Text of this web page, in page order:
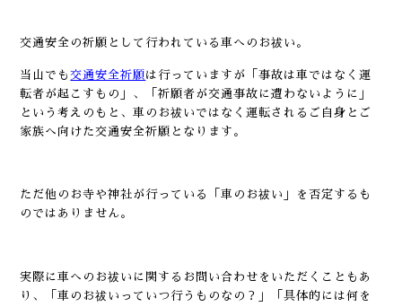
交通安全の祈願として行われている車へのお祓い。
当山でも交通安全祈願は行っていますが「事故は車ではなく運
転者が起こすもの」、「祈願者が交通事故に遭わないように」
という考えのもと、車のお祓いではなく運転されるご自身とご
家族へ向けた交通安全祈願となります。
ただ他のお寺や神社が行っている「車のお祓い」を否定するも
のではありません。
実際に車へのお祓いに関するお問い合わせをいただくこともあ
り、「車のお祓いっていつ行うものなの？」「具体的には何を